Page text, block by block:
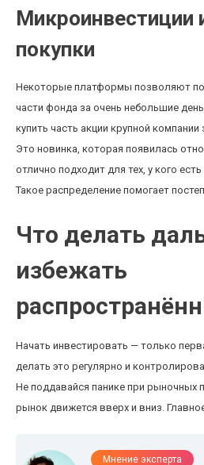
Микроинвестиции
покупки
Некоторые платформы позволяют
части фонда за очень небольшие
купить часть акции крупной
Это новинка, которая появилась
отлично подходит для тех, у кого
Такое распределение помогает
Что делать
избежать
Начать инвестировать — только
делать это регулярно и
Не поддавайся панике при рыночных
рынок движется вверх и вниз.
Мнение эксперта